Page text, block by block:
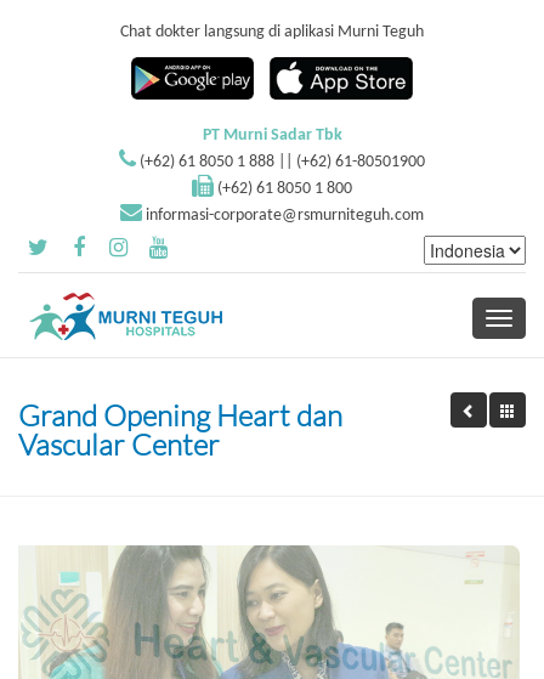
Chat dokter langsung di aplikasi Murni Teguh
PT Murni Sadar Tbk
(+62) 61 8050 1 888 || (+62) 61-80501900
(+62) 61 8050 1 800
informasi-corporate@rsmurniteguh.com
Toggle
Grand Opening Heart dan
Vascular Center